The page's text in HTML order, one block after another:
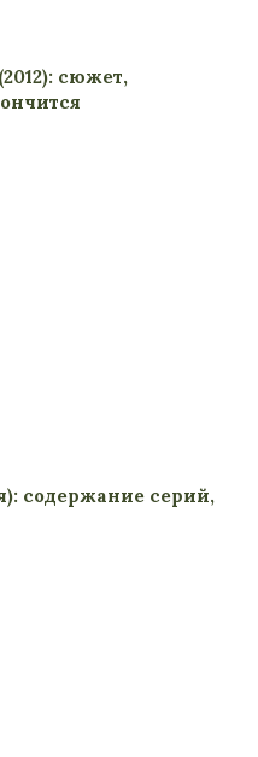
сюжет,
содержание серий,